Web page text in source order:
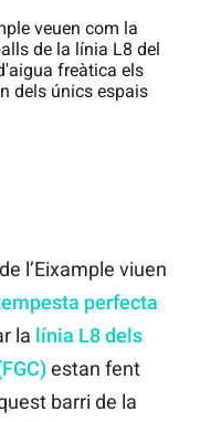
veuen com la
de la línia L8 del
freàtica els
dels únics espais
l’Eixample viuen
perfecta
la línia L8 dels
estan fent
barri de la